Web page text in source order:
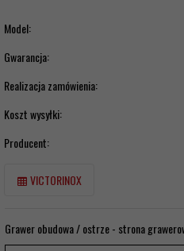
Model:
Gwarancja:
Realizacja zamówienia:
Koszt wysyłki:
Producent:
VICTORINOX
Grawer obudowa / ostrze - strona